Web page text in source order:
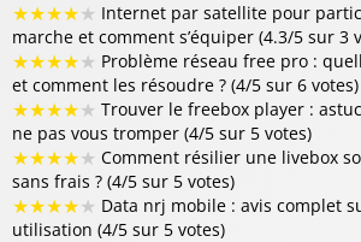
★★★★★ Internet par satellite pour
marche et comment s’équiper (4.3/5 sur 3
★★★★★ Problème réseau free pro :
et comment les résoudre ? (4/5 sur 6 votes)
★★★★★ Trouver le freebox player :
ne pas vous tromper (4/5 sur 5 votes)
★★★★★ Comment résilier une livebox
sans frais ? (4/5 sur 5 votes)
★★★★★ Data nrj mobile : avis complet
utilisation (4/5 sur 5 votes)